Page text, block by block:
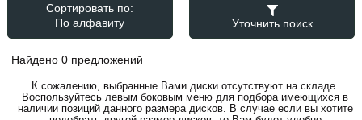
Сортировать по:
Уточнить поиск
Найдено 0 предложений
К сожалению, выбранные Вами диски отсутствуют на складе.
Воспользуйтесь левым боковым меню для подбора имеющихся в
наличии позиций данного размера дисков. В случае если вы хотите